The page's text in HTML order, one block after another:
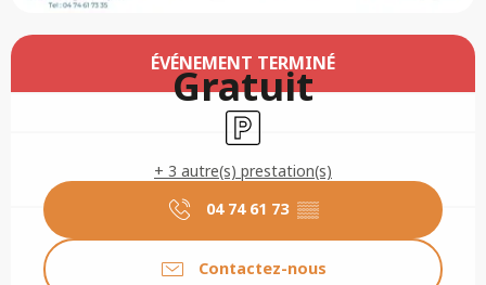
Ouverture et coordonnées
ÉVÉNEMENT TERMINÉ
Gratuit
Parking
+ 3 autre(s) prestation(s)
04 74 61 73 ▒▒
Contactez-nous